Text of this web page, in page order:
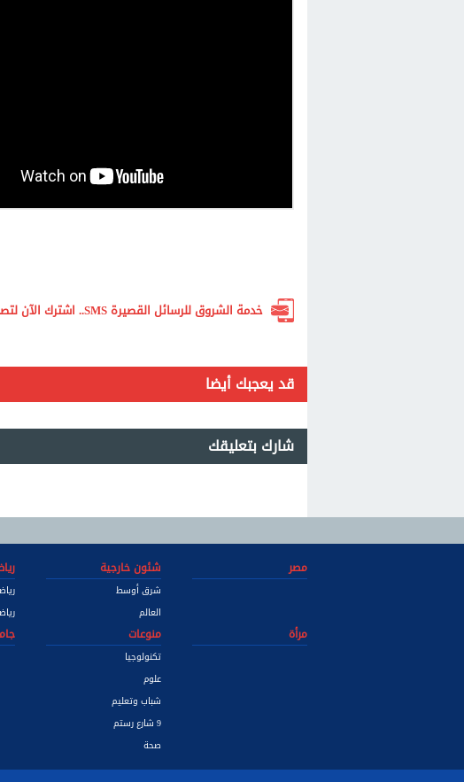
خدمة الشروق للرسائل القصيرة SMS.. اشترك الآن لتصلك أهم الأخبار لحظة بلحظة
قد يعجبك أيضا
شارك بتعليقك
مصر شئون خارجية
شرق أوسط
العالم
مرأة
منوعات
تكنولوجيا
علوم
شباب وتعليم
9 شارع رستم
صحة